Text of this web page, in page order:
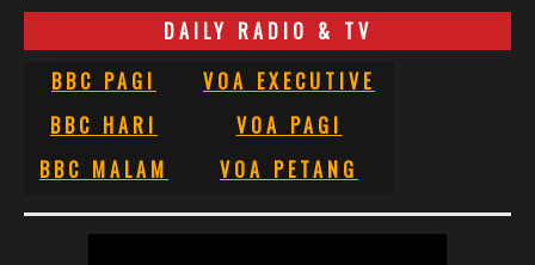
DAILY RADIO & TV
BBC PAGI
VOA EXECUTIVE
BBC HARI
VOA PAGI
BBC MALAM
VOA PETANG